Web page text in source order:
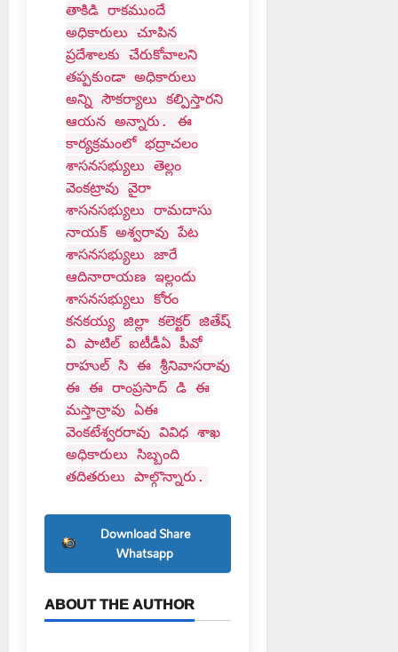
తాకిడి రాకముందే
అధికారులు చూపిన
ప్రదేశాలకు చేరుకోవాలని
తప్పకుండా అధికారులు
అన్ని సౌకర్యాలు కల్పిస్తారని
ఆయన అన్నారు. ఈ
కార్యక్రమంలో భద్రాచలం
శాసనసభ్యులు తెల్లం
వెంకట్రావు వైరా
శాసనసభ్యులు రామదాసు
నాయక్ అశ్వరావు పేట
శాసనసభ్యులు జారే
ఆదినారాయణ ఇల్లందు
శాసనసభ్యులు కోరం
కనకయ్య జిల్లా కలెక్టర్ జితేష్
వి పాటిల్ ఐటీడీఏ పీవో
రాహుల్ సి ఈ శ్రీనివాసరావు
ఈ ఈ రాంప్రసాద్ డి ఈ
మస్తాన్రావు ఏఈ
వెంకటేశ్వరరావు వివిధ శాఖ
అధికారులు సిబ్బంది
తదితరులు పాల్గొన్నారు.
Download Share
Whatsapp
ABOUT THE AUTHOR